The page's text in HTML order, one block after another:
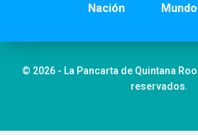
Nación Mundo
© 2026 - La Pancarta de Quintana
reservados.